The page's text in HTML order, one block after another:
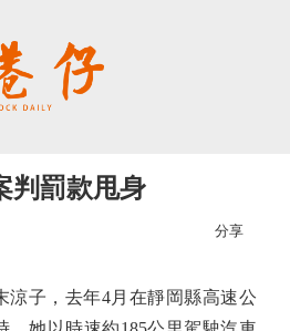
判罰款甩身
分享
子，去年4月在靜岡縣高速公